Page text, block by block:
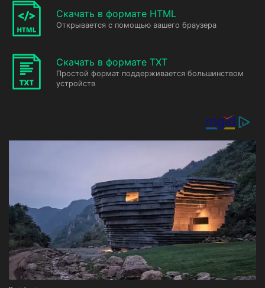
Скачать в формате HTML
Открывается с помощью вашего браузера
Скачать в формате TXT
Простой формат поддерживается большинством
устройств